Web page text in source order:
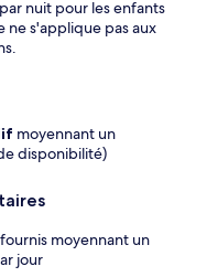
nuit pour les enfants
ne s'applique pas aux
moyennant un
disponibilité)
moyennant un
jour